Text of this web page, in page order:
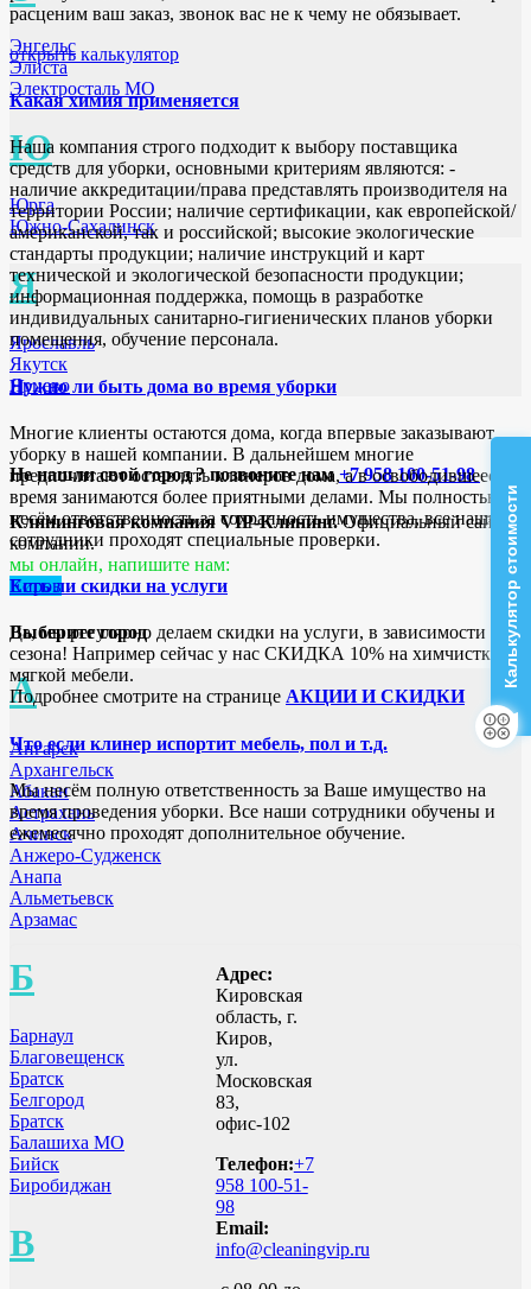
Энгельс
Элиста
Электросталь МО
Ю
Юрга
Южно-Сахалинск
Я
Ярославль
Якутск
Ярцево
Не нашли свой город ? позвоните нам +7 958 100-51-98
Клининговая компания VIP-Клининг.Официальный сайт
компании.
мы онлайн, напишите нам:
Киров
Выберите город
А
Ангарск
Архангельск
Абакан
Астрахань
Ачинск
Анжеро-Судженск
Анапа
Альметьевск
Арзамас
Б
Барнаул
Благовещенск
Братск
Белгород
Братск
Балашиха МО
Бийск
Биробиджан
В
расценим ваш заказ, звонок вас не к чему не обязывает.
открыть калькулятор
Какая химия применяется
Наша компания строго подходит к выбору поставщика
средств для уборки, основными критериям являются: -
наличие аккредитации/права представлять производителя на
территории России; наличие сертификации, как европейской/
американской, так и российской; высокие экологические
стандарты продукции; наличие инструкций и карт
технической и экологической безопасности продукции;
информационная поддержка, помощь в разработке
индивидуальных санитарно-гигиенических планов уборки
помещения, обучение персонала.
Нужно ли быть дома во время уборки
Многие клиенты остаются дома, когда впервые заказывают
уборку в нашей компании. В дальнейшем многие
предпочитают оставлять клинеров дома, а в освободившееся
время занимаются более приятными делами. Мы полностью
несём ответственность за сохранность имущества, все наши
сотрудники проходят специальные проверки.
Есть ли скидки на услуги
Да, мы регулярно делаем скидки на услуги, в зависимости от
сезона! Например сейчас у нас СКИДКА 10% на химчистку
мягкой мебели.
Подробнее смотрите на странице АКЦИИ И СКИДКИ
Что если клинер испортит мебель, пол и т.д.
Мы несём полную ответственность за Ваше имущество на
время проведения уборки. Все наши сотрудники обучены и
ежемесячно проходят дополнительное обучение.
Адрес:
Кировская
область, г.
Киров,
ул.
Московская
83,
офис-102
Телефон:+7
958 100-51-
98
Email:
info@cleaningvip.ru
Калькулятор стоимости